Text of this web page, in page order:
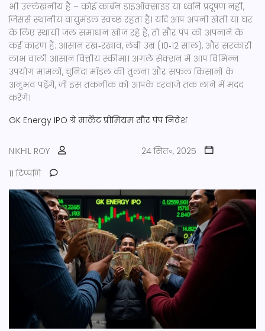
भी उल्लेखनीय है – कोई कार्बन डाइऑक्साइड या ध्वनि प्रदूषण नहीं,
जिससे स्थानीय वायुमंडल स्वच्छ रहता है। यदि आप अपनी खेती या घर
के लिए स्थायी जल समाधान खोज रहे हैं, तो सौर पंप को अपनाने के
कई कारण हैं: आसान रख‑रखाव, लंबी उम्र (10‑12 साल), और सरकारी
लाभ वाली आसान वित्तीय स्कीमा। अगले सेक्शन में आप विभिन्न
उपयोग मामलों, चुनिंदा मॉडल की तुलना और सफल किसानों के
अनुभव पढ़ेंगे, जो इस तकनीक को आपके दरवाजे तक लाने में मदद
करेंगे।
GK Energy IPO ग्रे मार्केट प्रीमियम सौर पंप निवेश
NIKHIL ROY
24 सित॰, 2025
11 टिप्पणि